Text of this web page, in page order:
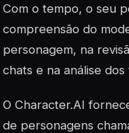
Com o tempo, o seu
compreensão do
personagem, na
chats e na análise
O Character.AI
de personagens